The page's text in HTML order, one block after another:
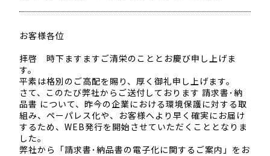
お客様各位
拝啓 時下ますますご清栄のこととお慶び申し上げま
す。
平素は格別のご高配を賜り、厚く御礼申し上げます。
さて、このたび弊社からご送付しております 請求書･納
品書 について、昨今の企業における環境保護に対する取
組み、ペーパレス化や、お客様へより早く確実にお届け
するため、WEB発行を開始させていただくこととなりま
した。
弊社から「請求書･納品書の電子化に関するご案内」をお